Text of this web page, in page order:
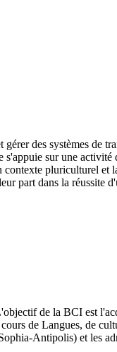
des systèmes de
sur une
pluriculturel
part dans la réussite
de la BCI est
de Langues, de
Antipolis) et les